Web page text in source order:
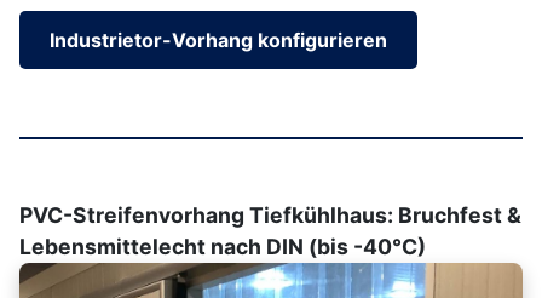
Industrietor-Vorhang konfigurieren
PVC-Streifenvorhang Tiefkühlhaus: Bruchfest &
Lebensmittelecht nach DIN (bis -40°C)